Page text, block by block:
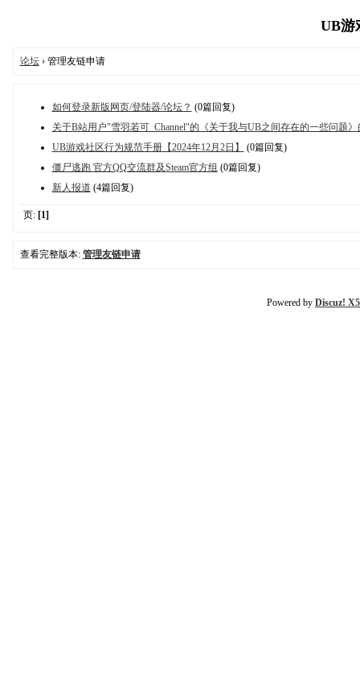
UB游
论坛› 管理友链申请
如何登录新版网页/登陆器/论坛？ (0篇回复)
关于B站用户"雪羽若可_Channel"的《关于我与UB之间存在的一些问题》
UB游戏社区行为规范手册【2024年12月2日】
(0篇回复)
僵尸逃跑 官方QQ交流群及Steam官方组 (0篇回复)
新人报道 (4篇回复)
页: [1]
查看完整版本: 管理友链申请
Powered by Discuz!